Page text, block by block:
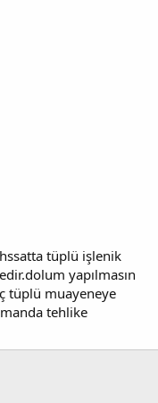
tüplü işlenik
yapılmasın
tüplü muayeneye
tehlike